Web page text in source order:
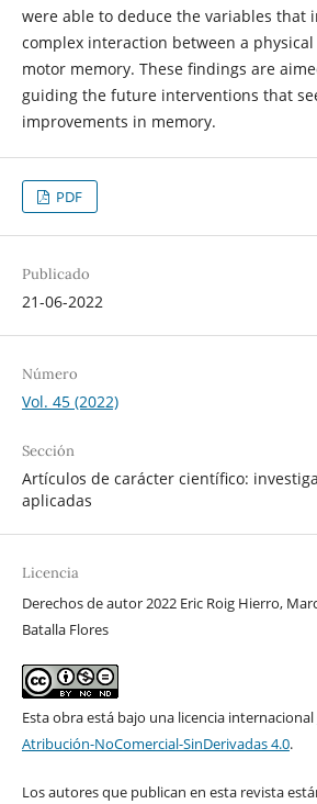
were able to deduce the variables that
complex interaction between a
motor memory. These findings are
guiding the future interventions that
improvements in memory.
PDF
Publicado
21-06-2022
Número
Vol. 45 (2022)
Sección
Artículos de carácter científico:
aplicadas
Licencia
Derechos de autor 2022 Eric Roig Hierro,
Batalla Flores
Esta obra está bajo una licencia internacional
Atribución-NoComercial-SinDerivadas 4.0.
Los autores que publican en esta revista